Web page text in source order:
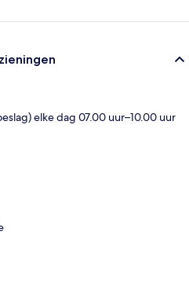
elke dag 07.00 uur–10.00 uur